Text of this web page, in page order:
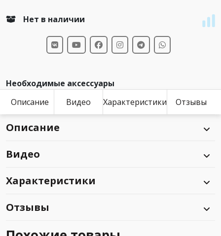
Нет в наличии
Необходимые аксессуары
Описание
Видео Характеристики Отзывы
Описание
Видео
Характеристики
Отзывы